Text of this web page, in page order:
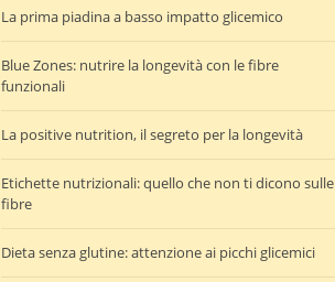
La prima piadina a basso impatto glicemico
Blue Zones: nutrire la longevità con le fibre
funzionali
La positive nutrition, il segreto per la longevità
Etichette nutrizionali: quello che non ti dicono sulle
fibre
Dieta senza glutine: attenzione ai picchi glicemici